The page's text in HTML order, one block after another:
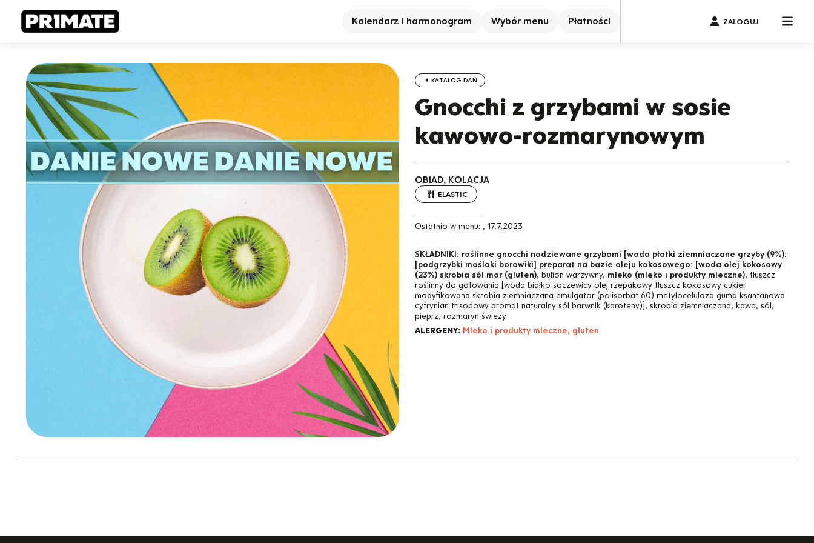
Kalendarz i harmonogram Wybór menu Płatności ZALOGUJ
KATALOG DAŃ
Gnocchi z grzybami w sosie
kawowo-rozmarynowym
OBIAD, KOLACJA
ELASTIC
Ostatnio w menu: , 17.7.2023
SKŁADNIKI: roślinne gnocchi nadziewane grzybami [woda płatki ziemniaczane grzyby (9%):
[podgrzybki maślaki borowiki] preparat na bazie oleju kokosowego: [woda olej kokosowy
(23%) skrobia sól mor (gluten), bulion warzywny, mleko (mleko i produkty mleczne), tłuszcz
roślinny do gotowania [woda białko soczewicy olej rzepakowy tłuszcz kokosowy cukier
modyfikowana skrobia ziemniaczana emulgator (polisorbat 60) metyloceluloza guma ksantanowa
cytrynian trisodowy aromat naturalny sól barwnik (karoteny)], skrobia ziemniaczana, kawa, sól,
pieprz, rozmaryn świeży
ALERGENY: Mleko i produkty mleczne, gluten